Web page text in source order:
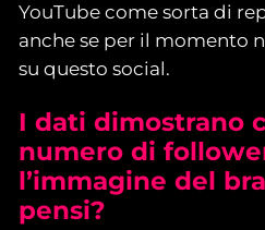
YouTube come sorta di
anche se per il momento
su questo social.
I dati dimostrano
numero di
l’immagine del
pensi?